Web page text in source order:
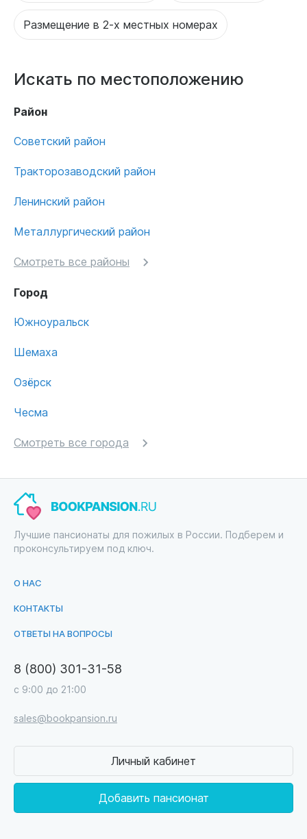
Размещение в 2-х местных номерах
Искать по местоположению
Район
Советский район
Тракторозаводский район
Ленинский район
Металлургический район
Смотреть все районы
Город
Южноуральск
Шемаха
Озёрск
Чесма
Смотреть все города
Лучшие пансионаты для пожилых в России. Подберем и
проконсультируем под ключ.
О НАС
КОНТАКТЫ
ОТВЕТЫ НА ВОПРОСЫ
8 (800) 301-31-58
с 9:00 до 21:00
sales@bookpansion.ru
Личный кабинет
Добавить пансионат